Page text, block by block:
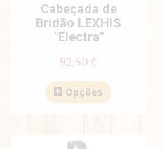
Cabeçada de
Bridão LEXHIS
"Electra"
92,50 €
Opções